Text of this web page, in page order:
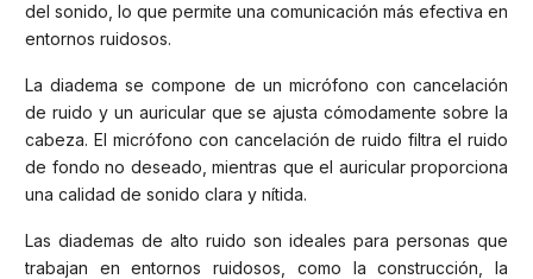
del sonido, lo que permite una comunicación más efectiva en
entornos ruidosos.
La diadema se compone de un micrófono con cancelación
de ruido y un auricular que se ajusta cómodamente sobre la
cabeza. El micrófono con cancelación de ruido filtra el ruido
de fondo no deseado, mientras que el auricular proporciona
una calidad de sonido clara y nítida.
Las diademas de alto ruido son ideales para personas que
trabajan en entornos ruidosos, como la construcción, la